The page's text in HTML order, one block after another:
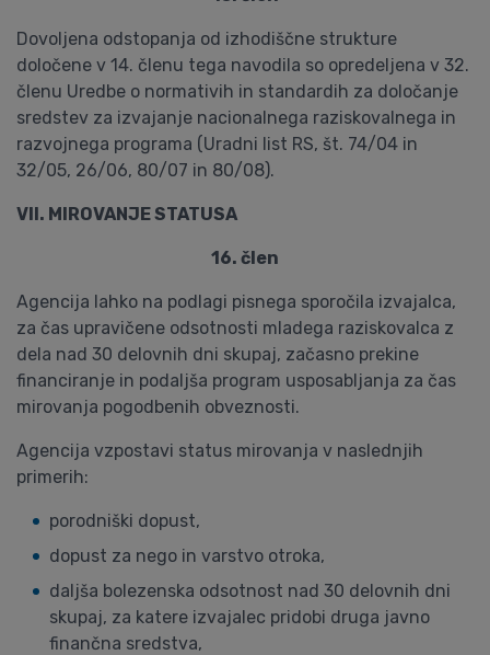
Dovoljena odstopanja od izhodiščne strukture
določene v 14. členu tega navodila so opredeljena v 32.
členu Uredbe o normativih in standardih za določanje
sredstev za izvajanje nacionalnega raziskovalnega in
razvojnega programa (Uradni list RS, št. 74/04 in
32/05, 26/06, 80/07 in 80/08).
VII. MIROVANJE STATUSA
16. člen
Agencija lahko na podlagi pisnega sporočila izvajalca,
za čas upravičene odsotnosti mladega raziskovalca z
dela nad 30 delovnih dni skupaj, začasno prekine
financiranje in podaljša program usposabljanja za čas
mirovanja pogodbenih obveznosti.
Agencija vzpostavi status mirovanja v naslednjih
primerih:
porodniški dopust,
dopust za nego in varstvo otroka,
daljša bolezenska odsotnost nad 30 delovnih dni
skupaj, za katere izvajalec pridobi druga javno
finančna sredstva,